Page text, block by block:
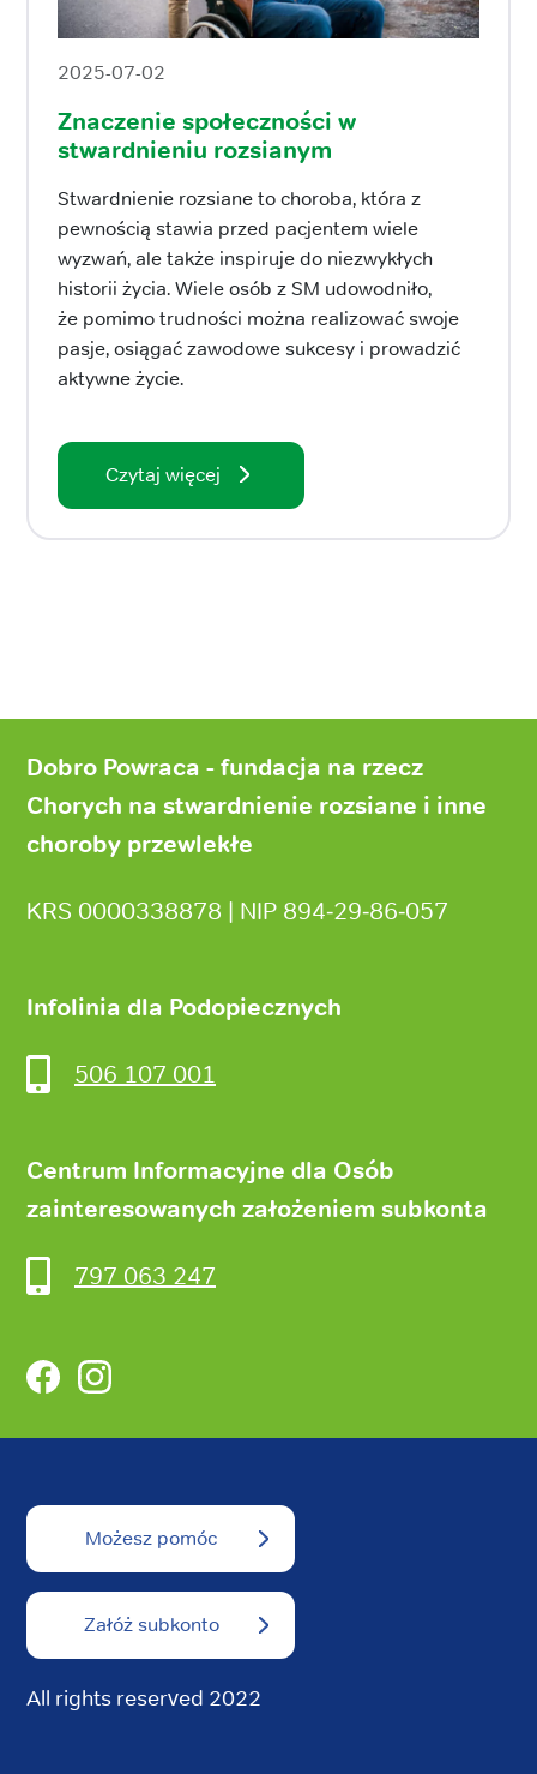
2025-07-02
Znaczenie społeczności w
stwardnieniu rozsianym
Stwardnienie rozsiane to choroba, która z
pewnością stawia przed pacjentem wiele
wyzwań, ale także inspiruje do niezwykłych
historii życia. Wiele osób z SM udowodniło,
że pomimo trudności można realizować swoje
pasje, osiągać zawodowe sukcesy i prowadzić
aktywne życie.
Czytaj więcej
stronyDobro Powraca - fundacja na rzecz
Chorych na stwardnienie rozsiane i inne
choroby przewlekłe
KRS 0000338878 | NIP 894‑29‑86‑057
Infolinia dla Podopiecznych
506 107 001
Centrum Informacyjne dla Osób
zainteresowanych założeniem subkonta
797 063 247
FacebookInstagram
Możesz pomóc
Załóż subkonto
All rights reserved 2022